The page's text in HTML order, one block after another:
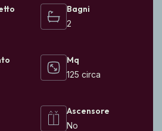
Bagni
2
Mq
125 circa
Ascensore
No